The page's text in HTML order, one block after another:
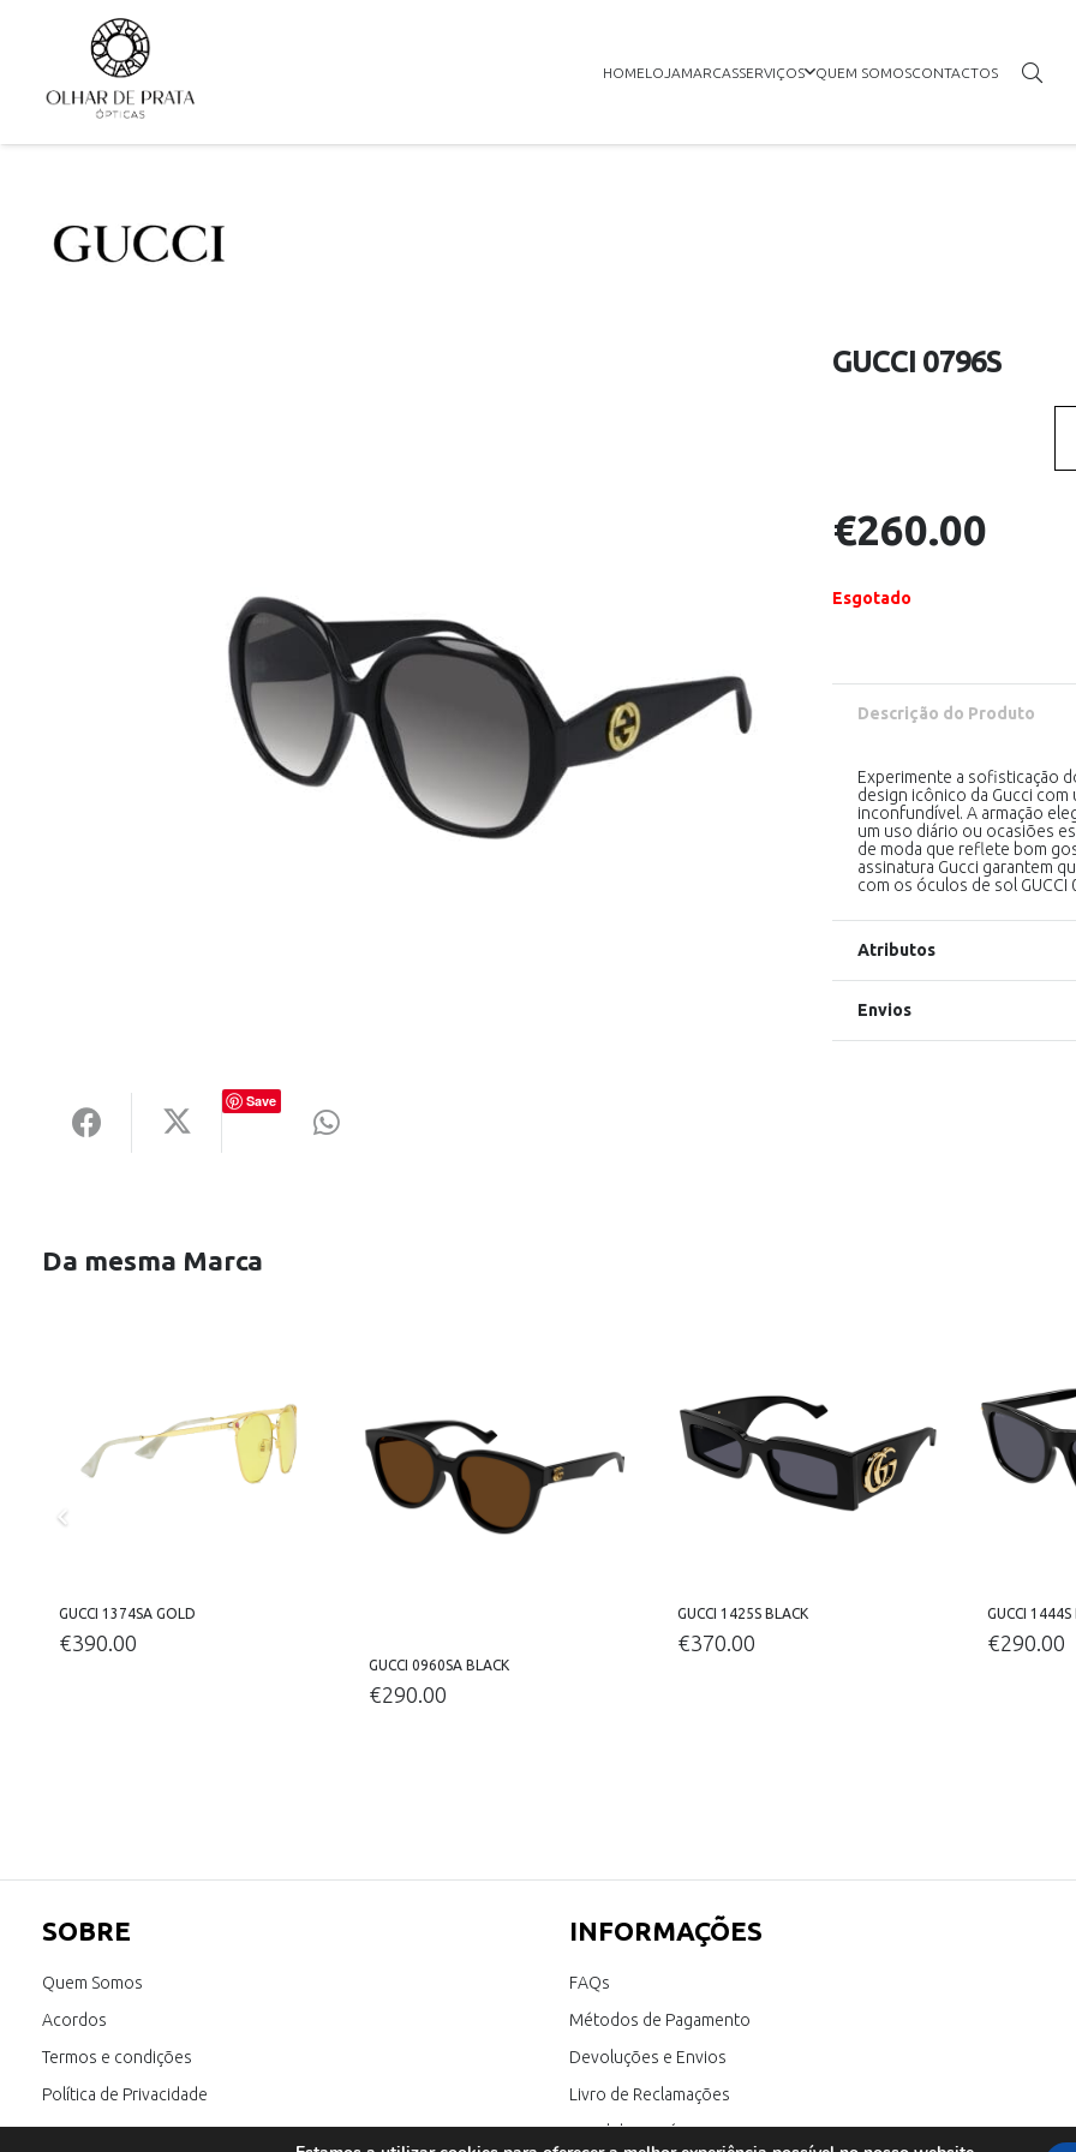
HOMELOJAMARCASSERVIÇOS QUEM SOMOSCONTACTOS
Save
GUCCI 0796S
€260.00
Esgotado
Descrição do Produto
Experimente a sofisticação
design icônico da Gucci
inconfundível. A armação
um uso diário ou ocasiões
de moda que reflete bom
assinatura Gucci garantem
com os óculos de sol
Atributos
Envios
Da mesma Marca
GUCCI 1374SA GOLD
€390.00
GUCCI 0960SA BLACK
€290.00
GUCCI 1425S BLACK
€370.00
GUCCI 1444S
€290.00
SOBRE
Quem Somos
Acordos
Termos e condições
Política de Privacidade
INFORMAÇÕES
FAQs
Métodos de Pagamento
Devoluções e Envios
Livro de Reclamações
Canal de Denúncia